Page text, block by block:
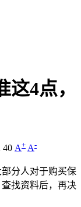
4点，
40 A+ A-
分人对于购买保
找资料后，再决